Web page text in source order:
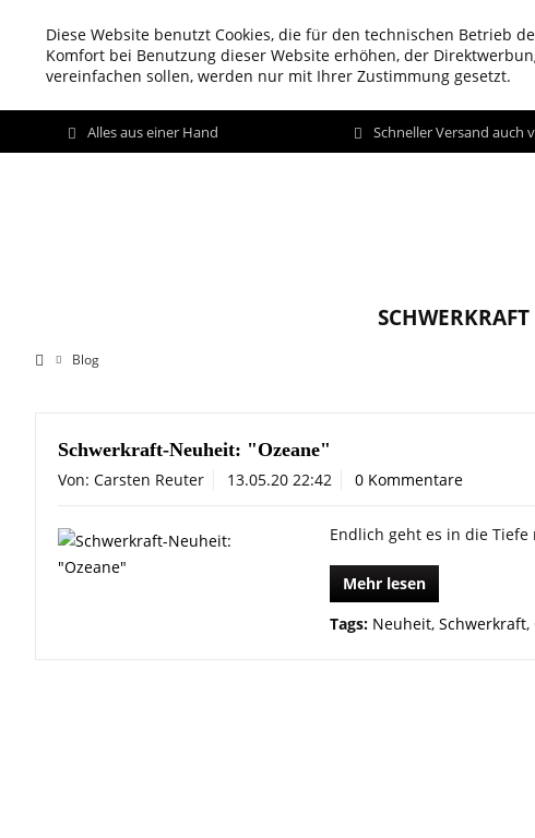
Diese Website benutzt Cookies, die für den technischen Betrieb
Komfort bei Benutzung dieser Website erhöhen, der
vereinfachen sollen, werden nur mit Ihrer Zustimmung gesetzt.
Alles aus einer Hand Schneller Versand auch
SCHWERKRAFT
Blog
Schwerkraft-Neuheit: "Ozeane"
Von: Carsten Reuter 13.05.20 22:42 0 Kommentare
Endlich geht es in die Tiefe
Mehr lesen
Tags: Neuheit, Schwerkraft,